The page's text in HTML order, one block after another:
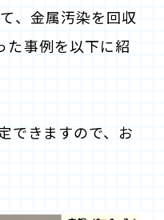
、金属汚染を回収
た事例を以下に紹
できますので、お